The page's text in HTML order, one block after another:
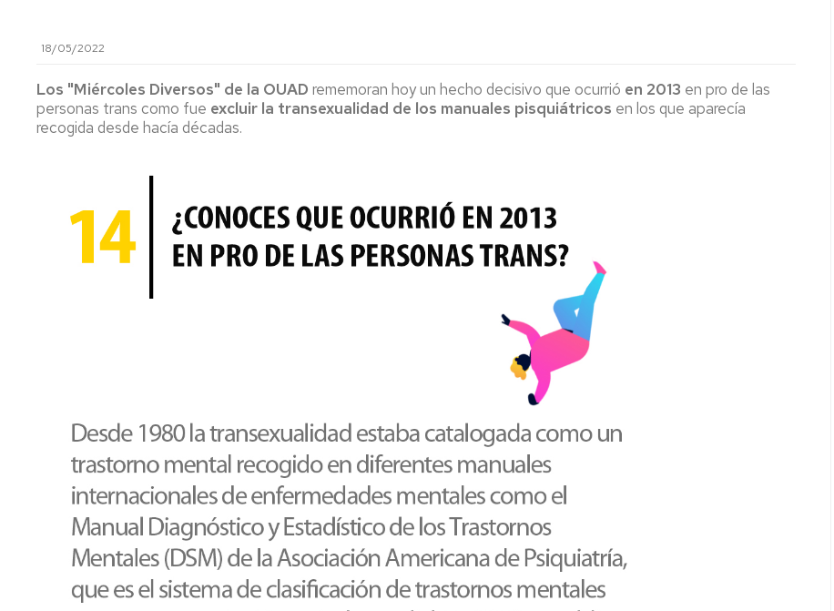
y
Servicios
que
prestamos
Sensibilización
ADIM
18/05/2022
Los "Miércoles Diversos" de la OUAD rememoran hoy un hecho decisivo que ocurrió en 2013 en pro de las
personas trans como fue excluir la transexualidad de los manuales pisquiátricos en los que aparecía
recogida desde hacía décadas.